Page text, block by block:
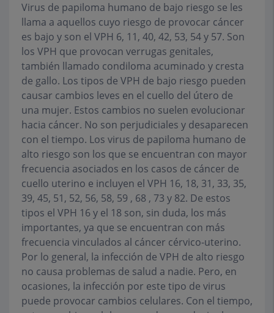
Virus de papiloma humano de bajo riesgo se les
llama a aquellos cuyo riesgo de provocar cáncer
es bajo y son el VPH 6, 11, 40, 42, 53, 54 y 57. Son
los VPH que provocan verrugas genitales,
también llamado condiloma acuminado y cresta
de gallo. Los tipos de VPH de bajo riesgo pueden
causar cambios leves en el cuello del útero de
una mujer. Estos cambios no suelen evolucionar
hacia cáncer. No son perjudiciales y desaparecen
con el tiempo. Los virus de papiloma humano de
alto riesgo son los que se encuentran con mayor
frecuencia asociados en los casos de cáncer de
cuello uterino e incluyen el VPH 16, 18, 31, 33, 35,
39, 45, 51, 52, 56, 58, 59 , 68 , 73 y 82. De estos
tipos el VPH 16 y el 18 son, sin duda, los más
importantes, ya que se encuentran con más
frecuencia vinculados al cáncer cérvico-uterino.
Por lo general, la infección de VPH de alto riesgo
no causa problemas de salud a nadie. Pero, en
ocasiones, la infección por este tipo de virus
puede provocar cambios celulares. Con el tiempo,